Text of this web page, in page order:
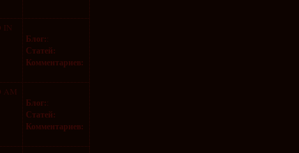
IN
Блог::
Статей:
Комментариев:
AM
Блог::
Статей:
Комментариев: